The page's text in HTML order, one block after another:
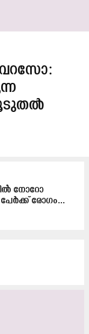
നോറോ
രോഗം...